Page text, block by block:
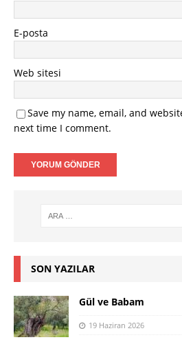
E-posta
Web sitesi
Save my name, email, and
next time I comment.
SON YAZILAR
Gül ve Babam
19 Haziran 2026